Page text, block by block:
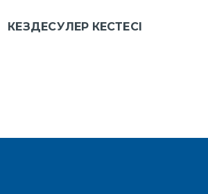
КЕЗДЕСУЛЕР КЕСТЕСІ